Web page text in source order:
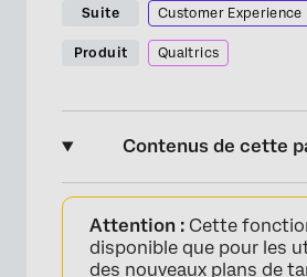
Suite Customer Experience
Produit Qualtrics
Contenus de cette
À propos du centre
Naviguer dans le carrefour de
des patients
Attention : Cette
disponible que pour les
des nouveaux plans de